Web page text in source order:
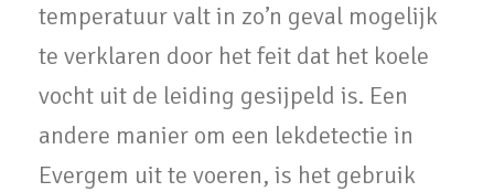
temperatuur valt in zo’n geval mogelijk
te verklaren door het feit dat het koele
vocht uit de leiding gesijpeld is. Een
andere manier om een lekdetectie in
Evergem uit te voeren, is het gebruik